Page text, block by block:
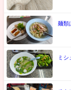
麺類
ミ